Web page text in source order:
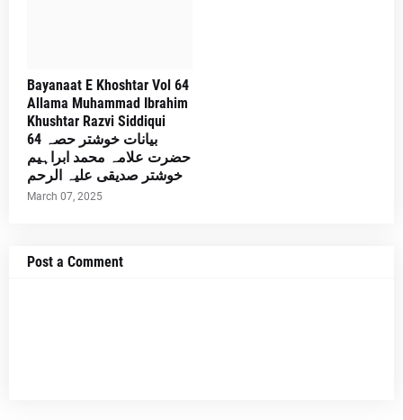
Bayanaat E Khoshtar Vol 64
Allama Muhammad Ibrahim
Khushtar Razvi Siddiqui
بیانات خوشتر حصہ 64
حضرت علامہ محمد ابراہیم
خوشتر صدیقی علیہ الرحم
March 07, 2025
Post a Comment